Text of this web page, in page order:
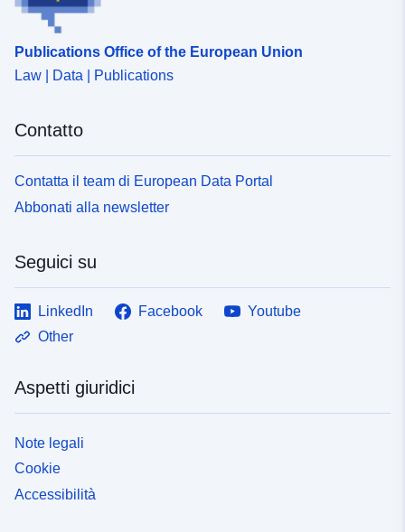
Publications Office of the European Union
Law | Data | Publications
Contatto
Contatta il team di European Data Portal
Abbonati alla newsletter
Seguici su
LinkedIn Facebook
Youtube
Other
Aspetti giuridici
Note legali
Cookie
Accessibilità